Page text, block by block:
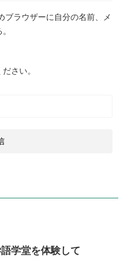
ブラウザーに自分の名前、メ
さい。
学堂を体験して